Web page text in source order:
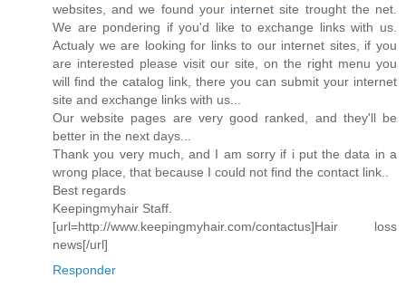
websites, and we found your internet site trought the net.
We are pondering if you'd like to exchange links with us.
Actualy we are looking for links to our internet sites, if you
are interested please visit our site, on the right menu you
will find the catalog link, there you can submit your internet
site and exchange links with us...
Our website pages are very good ranked, and they'll be
better in the next days...
Thank you very much, and I am sorry if i put the data in a
wrong place, that because I could not find the contact link..
Best regards
Keepingmyhair Staff.
[url=http://www.keepingmyhair.com/contactus]Hair loss
news[/url]
Responder